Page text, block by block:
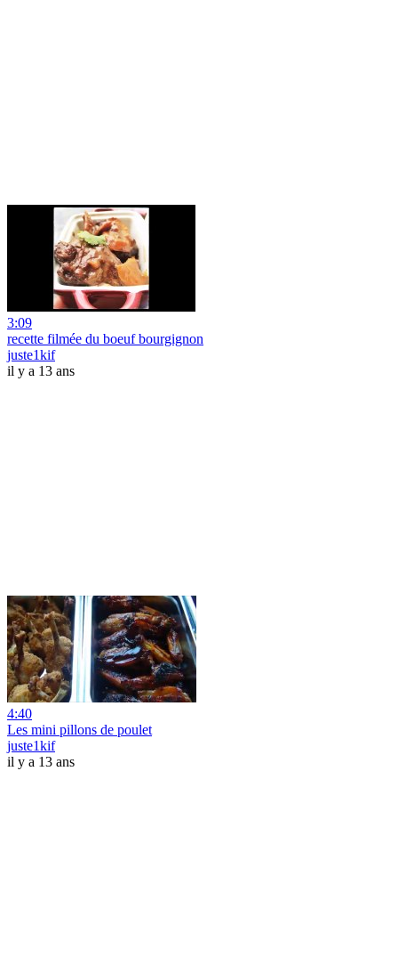
3:09
recette filmée du boeuf bourgignon
juste1kif
il y a 13 ans
4:40
Les mini pillons de poulet
juste1kif
il y a 13 ans